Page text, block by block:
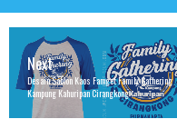
Next
Desain Sablon Kaos Famget Family Gathering
Kampung Kahuripan Cirangkong